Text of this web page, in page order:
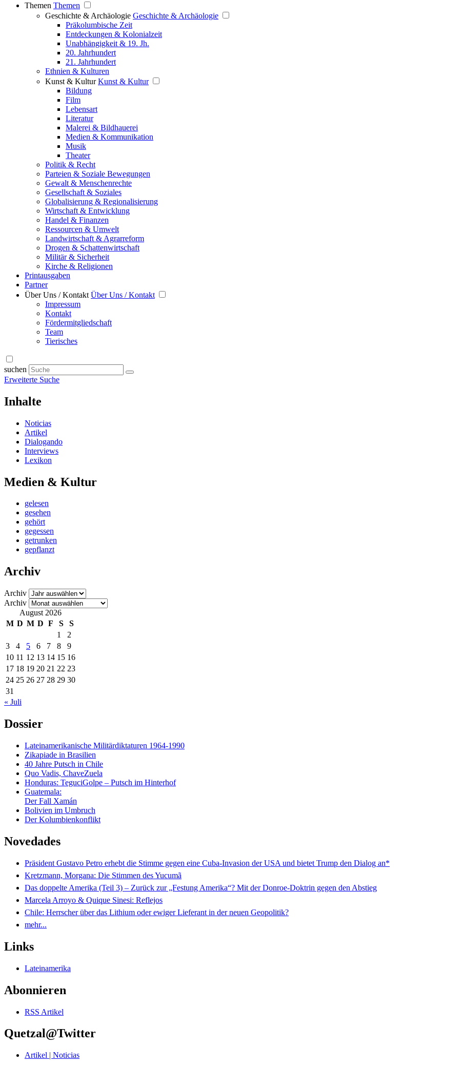
Themen Themen
Geschichte & Archäologie Geschichte & Archäologie
Präkolumbische Zeit
Entdeckungen & Kolonialzeit
Unabhängigkeit & 19. Jh.
20. Jahrhundert
21. Jahrhundert
Ethnien & Kulturen
Kunst & Kultur Kunst & Kultur
Bildung
Film
Lebensart
Literatur
Malerei & Bildhauerei
Medien & Kommunikation
Musik
Theater
Politik & Recht
Parteien & Soziale Bewegungen
Gewalt & Menschenrechte
Gesellschaft & Soziales
Globalisierung & Regionalisierung
Wirtschaft & Entwicklung
Handel & Finanzen
Ressourcen & Umwelt
Landwirtschaft & Agrarreform
Drogen & Schattenwirtschaft
Militär & Sicherheit
Kirche & Religionen
Printausgaben
Partner
Über Uns / Kontakt Über Uns / Kontakt
Impressum
Kontakt
Fördermitgliedschaft
Team
Tierisches
suchen
Erweiterte Suche
Inhalte
Noticias
Artikel
Dialogando
Interviews
Lexikon
Medien & Kultur
gelesen
gesehen
gehört
gegessen
getrunken
gepflanzt
Archiv
Archiv
Archiv
August 2026
M D M D F S
S
1
2
3
4 5 6 7 8
9
10 11 12 13 14 15 16
17 18 19 20 21 22 23
24 25 26 27 28 29 30
31
« Juli
Dossier
Lateinamerikanische Militärdiktaturen 1964-1990
Zikapiade in Brasilien
40 Jahre Putsch in Chile
Quo Vadis, ChaveZuela
Honduras: TeguciGolpe – Putsch im Hinterhof
Guatemala:
Der Fall Xamán
Bolivien im Umbruch
Der Kolumbienkonflikt
Novedades
Präsident Gustavo Petro erhebt die Stimme gegen eine Cuba-Invasion der USA und bietet Trump den Dialog an*
Kretzmann, Morgana: Die Stimmen des Yucumã
Das doppelte Amerika (Teil 3) – Zurück zur „Festung Amerika“? Mit der Donroe-Doktrin gegen den Abstieg
Marcela Arroyo & Quique Sinesi: Reflejos
Chile: Herrscher über das Lithium oder ewiger Lieferant in der neuen Geopolitik?
mehr...
Links
Lateinamerika
Abonnieren
RSS Artikel
Quetzal@Twitter
Artikel | Noticias